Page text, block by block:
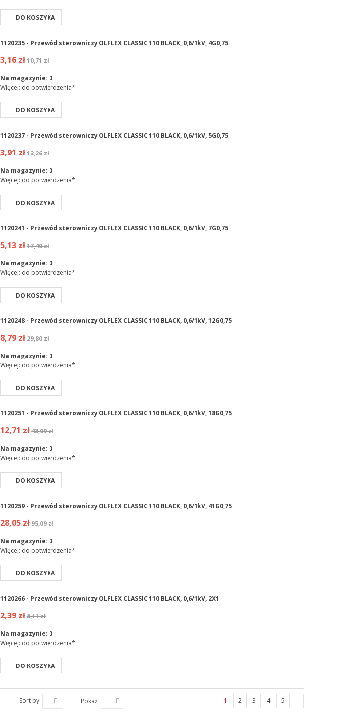
DO KOSZYKA
1120235 - Przewód sterowniczy OLFLEX CLASSIC 110 BLACK, 0,6/1kV, 4G0,75
3,16 zł10,71 zł
Na magazynie: 0
Więcej: do potwierdzenia*
DO KOSZYKA
1120237 - Przewód sterowniczy OLFLEX CLASSIC 110 BLACK, 0,6/1kV, 5G0,75
3,91 zł13,26 zł
Na magazynie: 0
Więcej: do potwierdzenia*
DO KOSZYKA
1120241 - Przewód sterowniczy OLFLEX CLASSIC 110 BLACK, 0,6/1kV, 7G0,75
5,13 zł17,40 zł
Na magazynie: 0
Więcej: do potwierdzenia*
DO KOSZYKA
1120248 - Przewód sterowniczy OLFLEX CLASSIC 110 BLACK, 0,6/1kV, 12G0,75
8,79 zł29,80 zł
Na magazynie: 0
Więcej: do potwierdzenia*
DO KOSZYKA
1120251 - Przewód sterowniczy OLFLEX CLASSIC 110 BLACK, 0,6/1kV, 18G0,75
12,71 zł43,09 zł
Na magazynie: 0
Więcej: do potwierdzenia*
DO KOSZYKA
1120259 - Przewód sterowniczy OLFLEX CLASSIC 110 BLACK, 0,6/1kV, 41G0,75
28,05 zł95,09 zł
Na magazynie: 0
Więcej: do potwierdzenia*
DO KOSZYKA
1120266 - Przewód sterowniczy OLFLEX CLASSIC 110 BLACK, 0,6/1kV, 2X1
2,39 zł8,11 zł
Na magazynie: 0
Więcej: do potwierdzenia*
DO KOSZYKA
Sort by Pokaż 1 2 3 4 5